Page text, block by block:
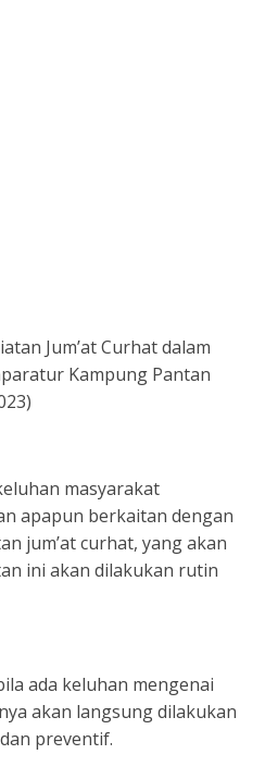
Jum’at Curhat dalam
Kampung Pantan
masyarakat
apapun berkaitan dengan
jum’at curhat, yang akan
ini akan dilakukan rutin
ada keluhan mengenai
akan langsung dilakukan
preventif.